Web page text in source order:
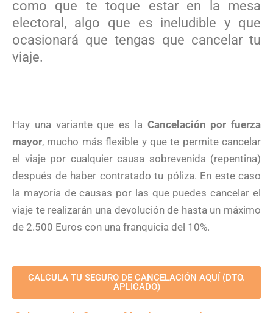
como que te toque estar en la mesa
electoral, algo que es ineludible y que
ocasionará que tengas que cancelar tu
viaje.
Hay una variante que es la Cancelación por fuerza
mayor, mucho más flexible y que te permite cancelar
el viaje por cualquier causa sobrevenida (repentina)
después de haber contratado tu póliza. En este caso
la mayoría de causas por las que puedes cancelar el
viaje te realizarán una devolución de hasta un máximo
de 2.500 Euros con una franquicia del 10%.
CALCULA TU SEGURO DE CANCELACIÓN AQUÍ (DTO.
APLICADO)